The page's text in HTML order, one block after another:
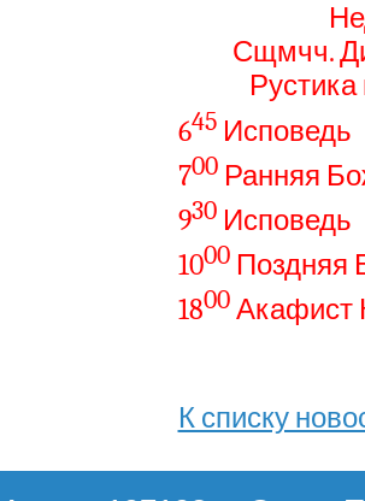
Сщмчч.
645Исповедь
700Ранняя
930Исповедь
1000Поздняя
1800Акафист
К списку